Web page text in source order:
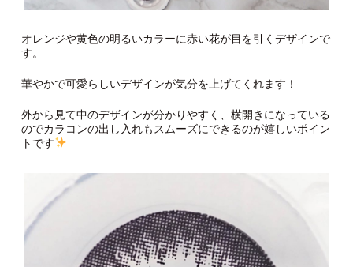
オレンジや黄色の明るいカラーに赤い花が目を引くデザインで
す。
華やかで可愛らしいデザインが気分を上げてくれます！
外から見て中のデザインが分かりやすく、横開きになっている
のでカラコンの出し入れもスムーズにできるのが嬉しいポイン
トです